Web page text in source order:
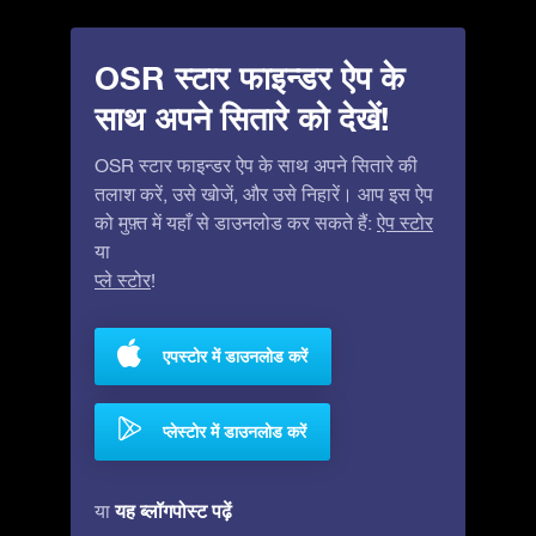
OSR स्टार फाइन्डर ऐप के
साथ अपने सितारे को देखें!
OSR स्टार फाइन्डर ऐप के साथ अपने सितारे की
तलाश करें, उसे खोजें, और उसे निहारें। आप इस ऐप
को मुफ़्त में यहाँ से डाउनलोड कर सकते हैं: ऐप स्टोर
या
प्ले स्टोर!
एपस्टोर में डाउनलोड करें
प्लेस्टोर में डाउनलोड करें
यायह ब्लॉगपोस्ट पढ़ें